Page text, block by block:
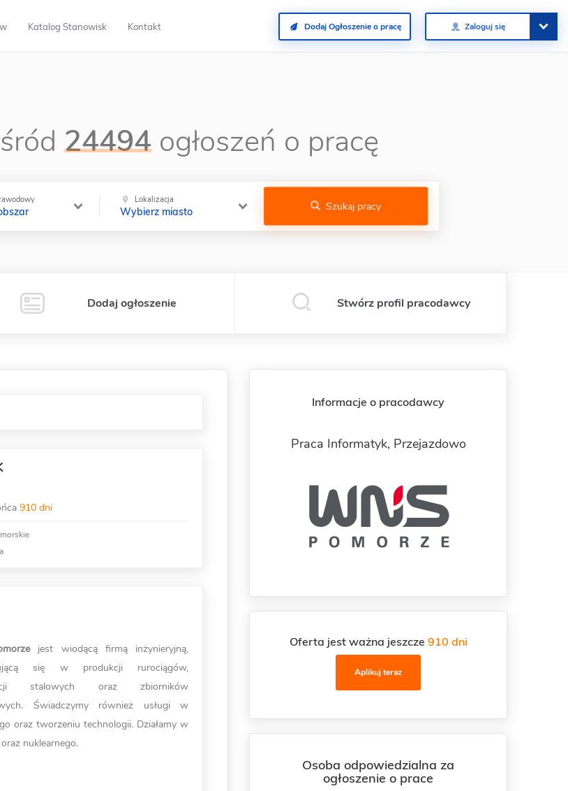
Katalog Stanowisk Kontakt Dodaj Ogłoszenie o pracę Zaloguj się
24494 ogłoszeń o pracę
Lokalizacja
Wybierz miasto Szukaj pracy
Dodaj ogłoszenie Stwórz profil pracodawcy
910 dni
jest wiodącą firmą inżynieryjną,
się w produkcji rurociągów,
stalowych oraz zbiorników
Świadczymy również usługi w
oraz tworzeniu technologii. Działamy w
nuklearnego.
Informacje o pracodawcy
Praca Informatyk, Przejazdowo
Oferta jest ważna jeszcze 910 dni
Aplikuj teraz
Osoba odpowiedzialna za
ogłoszenie o prace